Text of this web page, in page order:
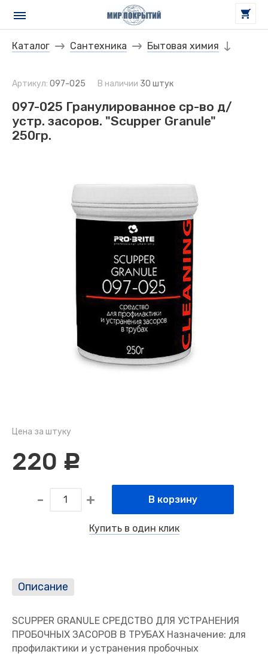
Каталог Сантехника Бытовая химия
Артикул: 097-025 В наличии 30 штук
097-025 Гранулированное ср-во д/
устр. засоров. "Scupper Granule"
250гр.
Цена за штуку
220 c
В корзину
Купить в один клик
Описание
SCUPPER GRANULE СРЕДСТВО ДЛЯ УСТРАНЕНИЯ
ПРОБОЧНЫХ ЗАСОРОВ В ТРУБАХ Назначение: для
профилактики и устранения пробочных